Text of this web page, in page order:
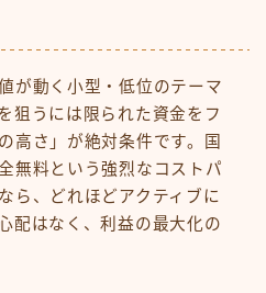
が動く小型・低位のテーマ
狙うには限られた資金をフ
高さ」が絶対条件です。国
無料という強烈なコストパ
ら、どれほどアクティブに
配はなく、利益の最大化の